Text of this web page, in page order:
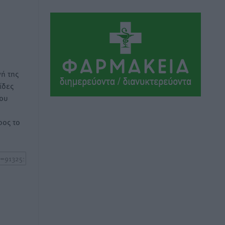
της
το
Ιάλυσος Β’: Νωρίς νωρίς μπήκαν στα
βάσανα της προετοιμασίας
πριν 8 ώρες
Εθνικός Αρχίπολης: Μεγάλο βήμα
προόδου η ίδρυση Ακαδημίας